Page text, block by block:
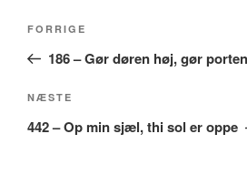
Forrige
indlæg
FORRIGE
186 – Gør døren høj, gør
Næste
indlæg
NÆSTE
442 – Op min sjæl, thi sol er oppe